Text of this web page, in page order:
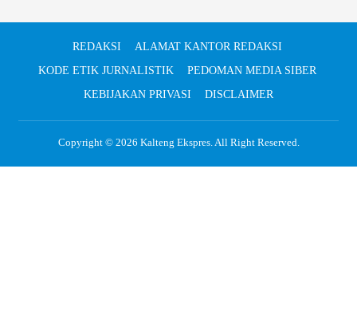
REDAKSI
ALAMAT KANTOR REDAKSI
KODE ETIK JURNALISTIK
PEDOMAN MEDIA SIBER
KEBIJAKAN PRIVASI
DISCLAIMER
Copyright © 2026 Kalteng Ekspres. All Right Reserved.